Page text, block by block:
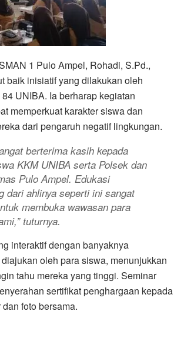
1 Pulo Ampel, Rohadi, S.Pd.,
baik inisiatif yang dilakukan oleh
UNIBA. Ia berharap kegiatan
memperkuat karakter siswa dan
dari pengaruh negatif lingkungan.
berterima kasih kepada
KKM UNIBA serta Polsek dan
Pulo Ampel. Edukasi
dari ahlinya seperti ini sangat
membuka wawasan para
tuturnya.
interaktif dengan banyaknya
oleh para siswa, menunjukkan
tahu mereka yang tinggi. Seminar
sertifikat penghargaan kepada
foto bersama.